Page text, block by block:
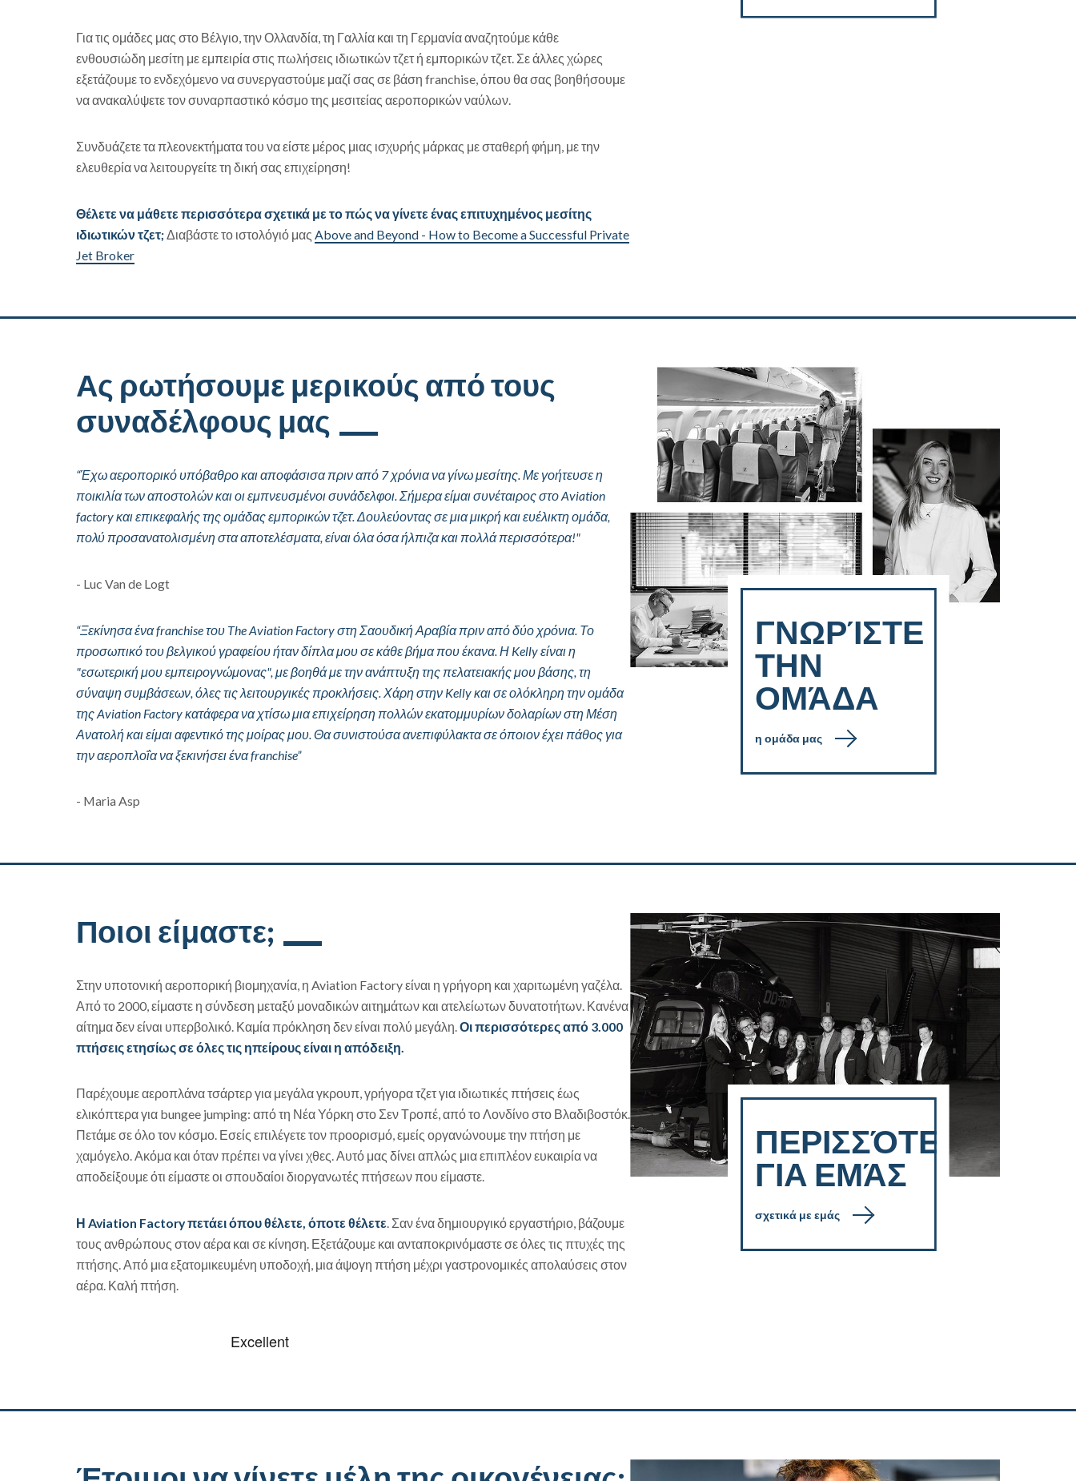
Για τις ομάδες μας στο Βέλγιο, την Ολλανδία, τη Γαλλία και τη Γερμανία αναζητούμε κάθε
ενθουσιώδη μεσίτη με εμπειρία στις πωλήσεις ιδιωτικών τζετ ή εμπορικών τζετ. Σε άλλες χώρες
εξετάζουμε το ενδεχόμενο να συνεργαστούμε μαζί σας σε βάση franchise, όπου θα σας βοηθήσουμε
να ανακαλύψετε τον συναρπαστικό κόσμο της μεσιτείας αεροπορικών ναύλων.
Συνδυάζετε τα πλεονεκτήματα του να είστε μέρος μιας ισχυρής μάρκας με σταθερή φήμη, με την
ελευθερία να λειτουργείτε τη δική σας επιχείρηση!
Θέλετε να μάθετε περισσότερα σχετικά με το πώς να γίνετε ένας επιτυχημένος μεσίτης
ιδιωτικών τζετ; Διαβάστε το ιστολόγιό μας Above and Beyond - How to Become a Successful Private
Jet Broker
Ας ρωτήσουμε μερικούς από τους
συναδέλφους μας
“Έχω αεροπορικό υπόβαθρο και αποφάσισα πριν από 7 χρόνια να γίνω μεσίτης. Με γοήτευσε η
ποικιλία των αποστολών και οι εμπνευσμένοι συνάδελφοι. Σήμερα είμαι συνέταιρος στο Aviation
factory και επικεφαλής της ομάδας εμπορικών τζετ. Δουλεύοντας σε μια μικρή και ευέλικτη ομάδα,
πολύ προσανατολισμένη στα αποτελέσματα, είναι όλα όσα ήλπιζα και πολλά περισσότερα!"
- Luc Van de Logt
“Ξεκίνησα ένα franchise του The Aviation Factory στη Σαουδική Αραβία πριν από δύο χρόνια. Το
προσωπικό του βελγικού γραφείου ήταν δίπλα μου σε κάθε βήμα που έκανα. Η Kelly είναι η
"εσωτερική μου εμπειρογνώμονας", με βοηθά με την ανάπτυξη της πελατειακής μου βάσης, τη
σύναψη συμβάσεων, όλες τις λειτουργικές προκλήσεις. Χάρη στην Kelly και σε ολόκληρη την ομάδα
της Aviation Factory κατάφερα να χτίσω μια επιχείρηση πολλών εκατομμυρίων δολαρίων στη Μέση
Ανατολή και είμαι αφεντικό της μοίρας μου. Θα συνιστούσα ανεπιφύλακτα σε όποιον έχει πάθος για
την αεροπλοΐα να ξεκινήσει ένα franchise”
- Maria Asp
ΓΝΩΡΊΣΤΕ
ΤΗΝ
ΟΜΆΔΑ
η ομάδα μας
Ποιοι είμαστε;
Στην υποτονική αεροπορική βιομηχανία, η Aviation Factory είναι η γρήγορη και χαριτωμένη γαζέλα.
Από το 2000, είμαστε η σύνδεση μεταξύ μοναδικών αιτημάτων και ατελείωτων δυνατοτήτων. Κανένα
αίτημα δεν είναι υπερβολικό. Καμία πρόκληση δεν είναι πολύ μεγάλη.Οι περισσότερες από 3.000
πτήσεις ετησίως σε όλες τις ηπείρους είναι η απόδειξη.
Παρέχουμε αεροπλάνα τσάρτερ για μεγάλα γκρουπ, γρήγορα τζετ για ιδιωτικές πτήσεις έως
ελικόπτερα για bungee jumping: από τη Νέα Υόρκη στο Σεν Τροπέ, από το Λονδίνο στο Βλαδιβοστόκ.
Πετάμε σε όλο τον κόσμο. Εσείς επιλέγετε τον προορισμό, εμείς οργανώνουμε την πτήση με
χαμόγελο. Ακόμα και όταν πρέπει να γίνει χθες. Αυτό μας δίνει απλώς μια επιπλέον ευκαιρία να
αποδείξουμε ότι είμαστε οι σπουδαίοι διοργανωτές πτήσεων που είμαστε.
Η Aviation Factory πετάει όπου θέλετε, όποτε θέλετε. Σαν ένα δημιουργικό εργαστήριο, βάζουμε
τους ανθρώπους στον αέρα και σε κίνηση. Εξετάζουμε και ανταποκρινόμαστε σε όλες τις πτυχές της
πτήσης. Από μια εξατομικευμένη υποδοχή, μια άψογη πτήση μέχρι γαστρονομικές απολαύσεις στον
αέρα. Καλή πτήση.
ΠΕΡΙΣΣΌΤΕΡΑ
ΓΙΑ ΕΜΆΣ
σχετικά με εμάς